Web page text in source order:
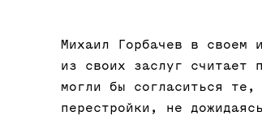
Михаил Горбачев в своем
из своих заслуг считает
могли бы согласиться
перестройки, не